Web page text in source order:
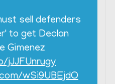
sell defenders
to get Declan
Gimenez
wSi9UBEjdO